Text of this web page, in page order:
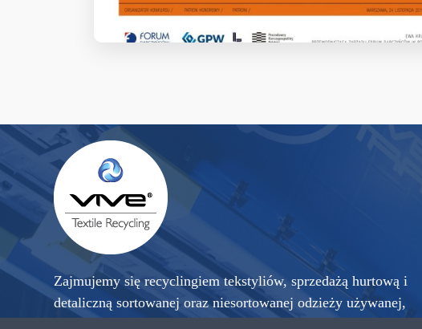
Zajmujemy się recyclingiem tekstyliów, sprzedażą hurtową i
detaliczną sortowanej oraz niesortowanej odzieży używanej,